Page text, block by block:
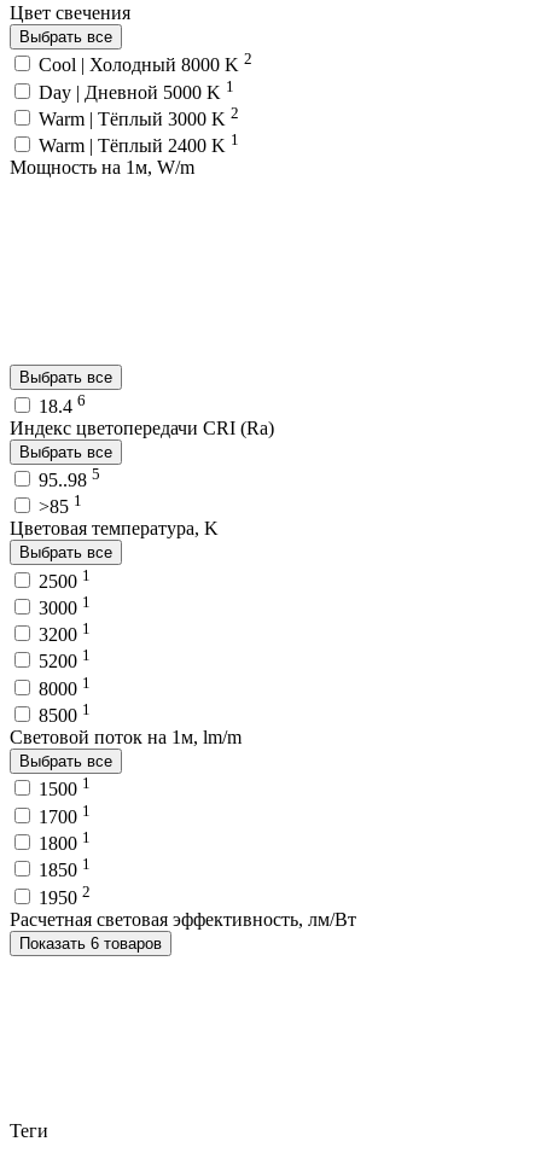
Цвет свечения
Выбрать все
Cool | Холодный 8000 K 2
Day | Дневной 5000 K 1
Warm | Тёплый 3000 K 2
Warm | Тёплый 2400 K 1
Мощность на 1м, W/m
Выбрать все
18.4 6
Индекс цветопередачи CRI (Ra)
Выбрать все
95..98 5
>85 1
Цветовая температура, K
Выбрать все
2500 1
3000 1
3200 1
5200 1
8000 1
8500 1
Световой поток на 1м, lm/m
Выбрать все
1500 1
1700 1
1800 1
1850 1
1950 2
Расчетная световая эффективность, лм/Вт
Показать 6 товаров
Теги